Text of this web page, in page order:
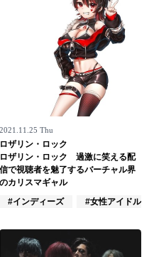
#ロック
ープ #R&B/ソウル
ット #ポップス
2021.11.25 Thu
ロザリン・ロック
ロザリン・ロック 過激に笑える配
信で視聴者を魅了するバーチャル界
のカリスマギャル
#インディーズ
#女性アイドル